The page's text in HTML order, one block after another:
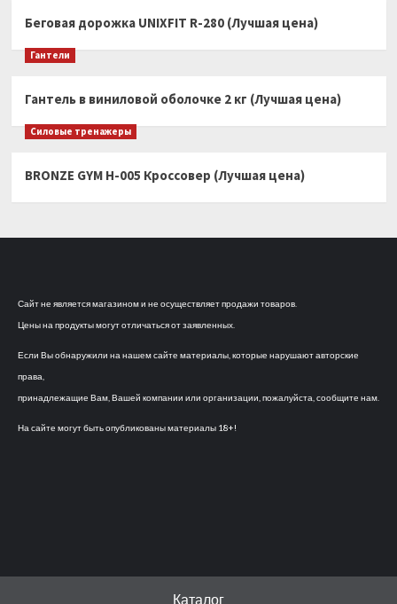
Беговая дорожка UNIXFIT R-280 (Лучшая цена)
Гантели
Гантель в виниловой оболочке 2 кг (Лучшая цена)
Силовые тренажеры
BRONZE GYM H-005 Кроссовер (Лучшая цена)
Сайт не является магазином и не осуществляет продажи товаров.
Цены на продукты могут отличаться от заявленных.
Если Вы обнаружили на нашем сайте материалы, которые нарушают авторские
права,
принадлежащие Вам, Вашей компании или организации, пожалуйста, сообщите нам.
На сайте могут быть опубликованы материалы 18+!
Каталог